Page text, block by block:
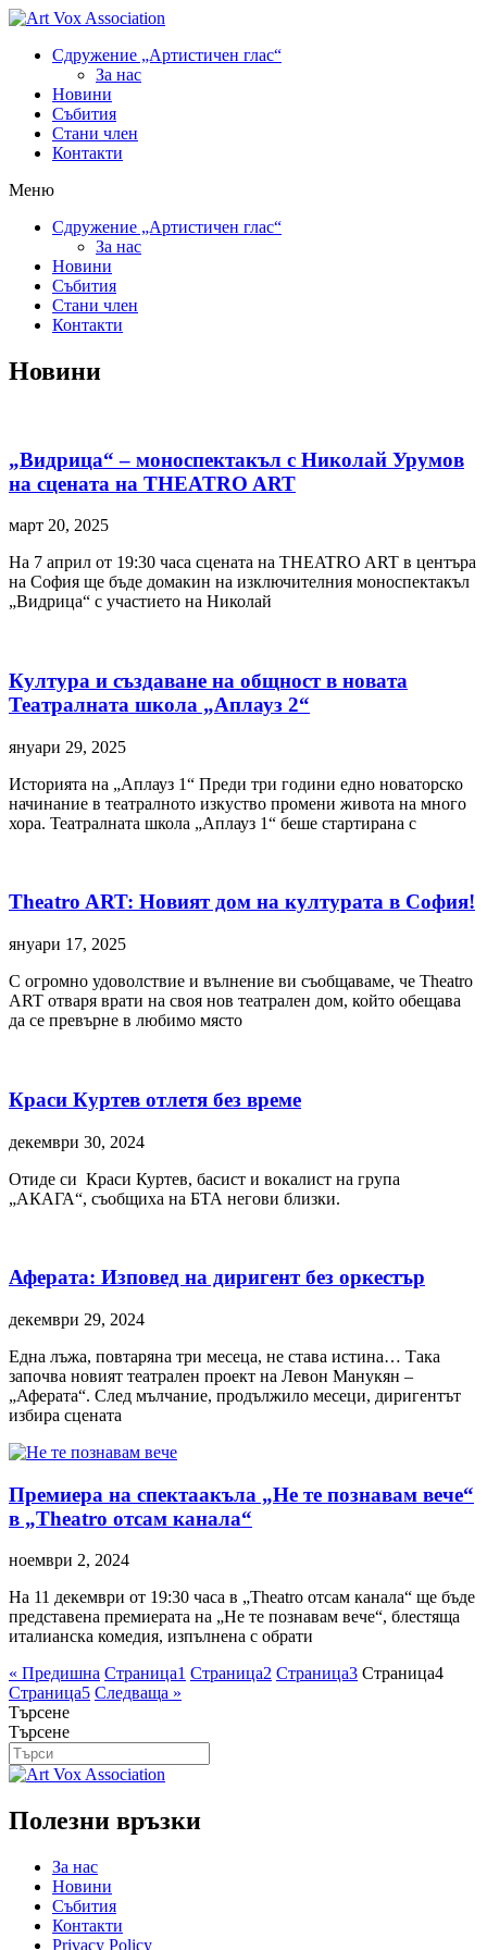
Сдружение „Артистичен глас“
За нас
Новини
Събития
Стани член
Контакти
Меню
Сдружение „Артистичен глас“
За нас
Новини
Събития
Стани член
Контакти
Новини
„Видрица“ – моноспектакъл с Николай Урумов
на сцената на THEATRO ART
март 20, 2025
На 7 април от 19:30 часа сцената на THEATRO ART в центъра
на София ще бъде домакин на изключителния моноспектакъл
„Видрица“ с участието на Николай
Култура и създаване на общност в новата
Театралната школа „Аплауз 2“
януари 29, 2025
Историята на „Аплауз 1“ Преди три години едно новаторско
начинание в театралното изкуство промени живота на много
хора. Театралната школа „Аплауз 1“ беше стартирана с
Theatro ART: Новият дом на културата в София!
януари 17, 2025
С огромно удоволствие и вълнение ви съобщаваме, че Theatro
ART отваря врати на своя нов театрален дом, който обещава
да се превърне в любимо място
Краси Куртев отлетя без време
декември 30, 2024
Отиде си Краси Куртев, басист и вокалист на група
„АКАГА“, съобщиха на БТА негови близки.
Аферата: Изповед на диригент без оркестър
декември 29, 2024
Една лъжа, повтаряна три месеца, не става истина… Така
започва новият театрален проект на Левон Манукян –
„Аферата“. След мълчание, продължило месеци, диригентът
избира сцената
Премиера на спектаакъла „Не те познавам вече“
в „Theatro отсам канала“
ноември 2, 2024
На 11 декември от 19:30 часа в „Theatro отсам канала“ ще бъде
представена премиерата на „Не те познавам вече“, блестяща
италианска комедия, изпълнена с обрати
« Предишна Страница1 Страница2 Страница3 Страница4
Страница5 Следваща »
Търсене
Търсене
Полезни връзки
За нас
Новини
Събития
Контакти
Privacy Policy